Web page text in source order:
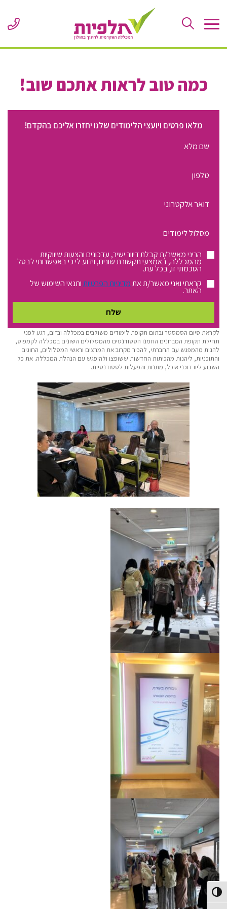
Content
Toggle High Contrast
כמה טוב לראות אתכם שוב!
מלאו פרטים ויועצי הלימודים שלנו יחזרו אליכם בהקדם!
מלא
טלפון
דוא"ל
מסלול
לימודים:
הריני מאשר/ת קבלת דיוור ישיר, עדכונים והצעות שיווקיות
מהמכללה, באמצעי תקשורת שונים, וידוע לי כי באפשרותי לבטל
הסכמתי זו, בכל עת.
קראתי ואני מאשר/ת אתמדיניות הפרטיותותנאי השימוש של
האתר.
לקראת סיום הסמסטר ובתום תקופת לימודים משולבים במכללה ובזום, רגע לפני
תחילת תקופת המבחנים הוזמנו הסטודנטים מהמסלולים השונים במכללה לקמפוס,
להנות מהמפגש עם החברתי, להכיר מקרוב את המרצים וראשי המסלולים, החוגים
והתוכניות, ליהנות מהכיתות החדשות ששופצו ולהיפגש עם הנהלת המכללה. את כל
השבוע ליוו דוכני אוכל, מתנות והפעלות לסטודנטיות.